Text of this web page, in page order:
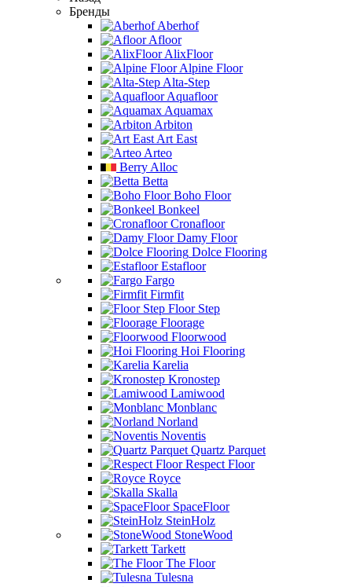
Бренды
Aberhof
Afloor
AlixFloor
Alpine Floor
Alta-Step
Aquafloor
Aquamax
Arbiton
Art East
Arteo
Berry Alloc
Betta
Boho Floor
Bonkeel
Cronafloor
Damy Floor
Dolce Flooring
Estafloor
Fargo
Firmfit
Floor Step
Floorage
Floorwood
Hoi Flooring
Karelia
Kronostep
Lamiwood
Monblanc
Norland
Noventis
Quartz Parquet
Respect Floor
Royce
Skalla
SpaceFloor
SteinHolz
StoneWood
Tarkett
The Floor
Tulesna